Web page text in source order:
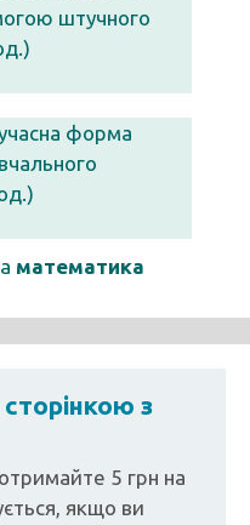
штучного
форма
математика
з
5 грн на
якщо ви